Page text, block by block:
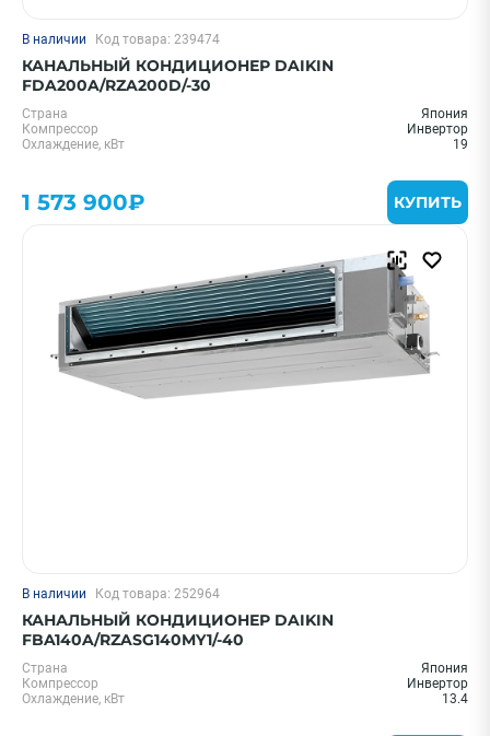
В наличии Код товара: 239474
КАНАЛЬНЫЙ КОНДИЦИОНЕР DAIKIN
FDA200A/RZA200D/-30
Страна
Япония
Компрессор
Инвертор
Охлаждение, кВт
19
1 573 900₽ КУПИТЬ
В наличии Код товара: 252964
КАНАЛЬНЫЙ КОНДИЦИОНЕР DAIKIN
FBA140A/RZASG140MY1/-40
Страна
Япония
Компрессор
Инвертор
Охлаждение, кВт
13.4